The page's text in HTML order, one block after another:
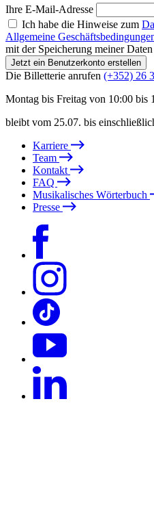
Ihre E-Mail-Adresse
Ich habe die Hinweise zum
Allgemeine
mit der Speicherung meiner
Jetzt ein Benutzerkonto erstellen
Die Billetterie anrufen (+352) 26
Montag bis Freitag von 10:00 bis
bleibt vom 25.07. bis
Karriere
Team
Kontakt
FAQ
Musikalisches Wörterbuch
Presse